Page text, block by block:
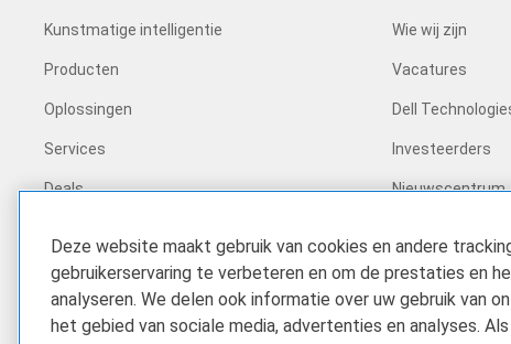
Kunstmatige intelligentie
Producten
Oplossingen
Services
Deals
Wie wij zijn
Vacatures
Dell
Investeerders
Nieuwscentrum
Impact op het
Klantverhalen
Deze website maakt gebruik van cookies en andere
gebruikerservaring te verbeteren en om de prestaties en
analyseren. We delen ook informatie over uw gebruik van
het gebied van sociale media, advertenties en analyses.